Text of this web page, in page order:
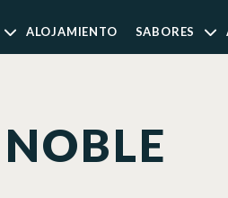
ALOJAMIENTO SABORES